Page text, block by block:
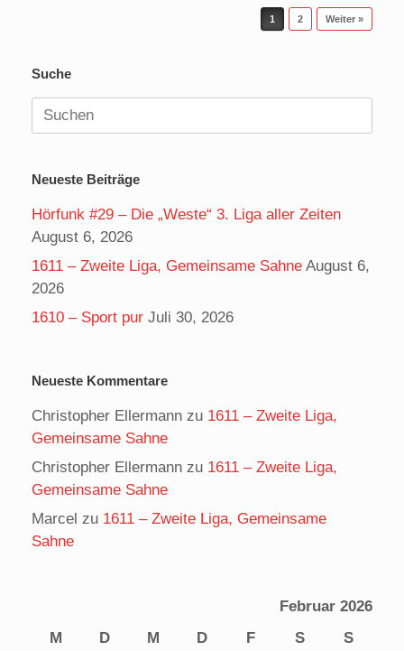
1 2 Weiter »
Suche
Suchen
nach:
Neueste Beiträge
Hörfunk #29 – Die „Weste“ 3. Liga aller Zeiten
August 6, 2026
1611 – Zweite Liga, Gemeinsame Sahne August 6,
2026
1610 – Sport pur Juli 30, 2026
Neueste Kommentare
Christopher Ellermann zu 1611 – Zweite Liga,
Gemeinsame Sahne
Christopher Ellermann zu 1611 – Zweite Liga,
Gemeinsame Sahne
Marcel zu 1611 – Zweite Liga, Gemeinsame
Sahne
Februar 2026
M
D M D F S
S